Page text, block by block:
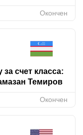
Окончен
счет класса:
Темиров
Окончен